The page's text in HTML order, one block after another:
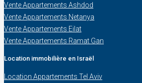
Vente Appartements Ashdod
Vente Appartements Netanya
Vente Appartements Eilat
Vente Appartements Ramat Gan
Location immobilière en Israël
Location Appartements Tel Aviv